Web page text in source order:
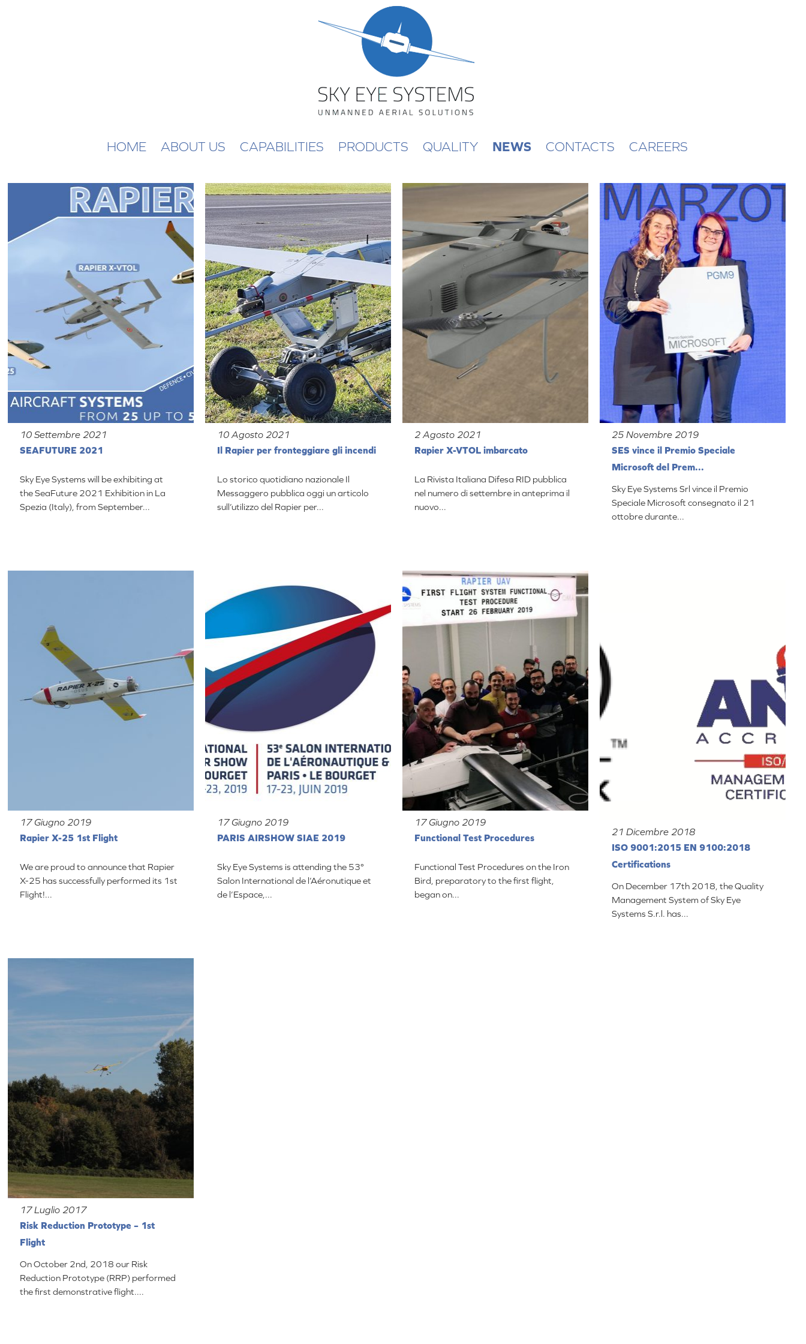
HOME ABOUT US CAPABILITIES PRODUCTS QUALITY NEWS CONTACTS CAREERS
10 Settembre 2021
SEAFUTURE 2021
Sky Eye Systems will be exhibiting at
the SeaFuture 2021 Exhibition in La
Spezia (Italy), from September...
10 Agosto 2021
Il Rapier per fronteggiare gli incendi
Lo storico quotidiano nazionale Il
Messaggero pubblica oggi un articolo
sull’utilizzo del Rapier per...
2 Agosto 2021
Rapier X-VTOL imbarcato
La Rivista Italiana Difesa RID pubblica
nel numero di settembre in anteprima il
nuovo...
25 Novembre 2019
SES vince il Premio Speciale
Microsoft del Prem...
Sky Eye Systems Srl vince il Premio
Speciale Microsoft consegnato il 21
ottobre durante...
17 Giugno 2019
Rapier X-25 1st Flight
We are proud to announce that Rapier
X-25 has successfully performed its 1st
Flight!...
17 Giugno 2019
PARIS AIRSHOW SIAE 2019
Sky Eye Systems is attending the 53°
Salon International de l’Aéronutique et
de l’Espace,...
17 Giugno 2019
Functional Test Procedures
Functional Test Procedures on the Iron
Bird, preparatory to the first flight,
began on...
21 Dicembre 2018
ISO 9001:2015 EN 9100:2018
Certifications
On December 17th 2018, the Quality
Management System of Sky Eye
Systems S.r.l. has...
17 Luglio 2017
Risk Reduction Prototype – 1st
Flight
On October 2nd, 2018 our Risk
Reduction Prototype (RRP) performed
the first demonstrative flight....